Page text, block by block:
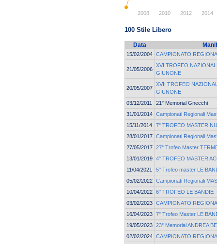
2008 2010 2012 2014
100 Stile Libero
Data
15/02/2004 CAMPIONATO
21/05/2006
XVI TROFEO
GIUNONE
20/05/2007
XVII TROFEO
GIUNONE
03/12/2011
21° Memorial Gnecchi
31/01/2014 Campionati Regionali
15/11/2014
7° TROFEO MASTER
28/01/2017 Campionati Regionali
27/05/2017 27° Trofeo Master
13/01/2019 4° TROFEO MASTER
11/04/2021
5° Trofeo master LE
05/02/2022 Campionati Regionali
10/04/2022 6° TROFEO LE BANDIE
03/02/2023 CAMPIONATO
16/04/2023 7° Trofeo Master LE
19/05/2023 23° Memorial ANDREA
02/02/2024 CAMPIONATO